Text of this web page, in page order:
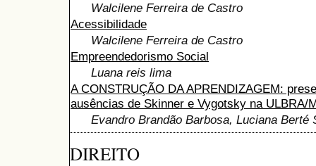
Walcilene Ferreira de Castro
Acessibilidade
Walcilene Ferreira de Castro
Empreendedorismo Social
Luana reis lima
A CONSTRUÇÃO DA APRENDIZAGEM:
ausências de Skinner e Vygotsky na ULBRA/
Evandro Brandão Barbosa, Luciana Berté
DIREITO